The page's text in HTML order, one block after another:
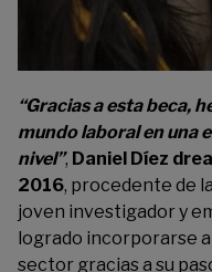
“Gracias a esta beca,
mundo laboral en una
nivel”, Daniel Díez
2016, procedente de
joven investigador y
logrado incorporarse
sector gracias a su